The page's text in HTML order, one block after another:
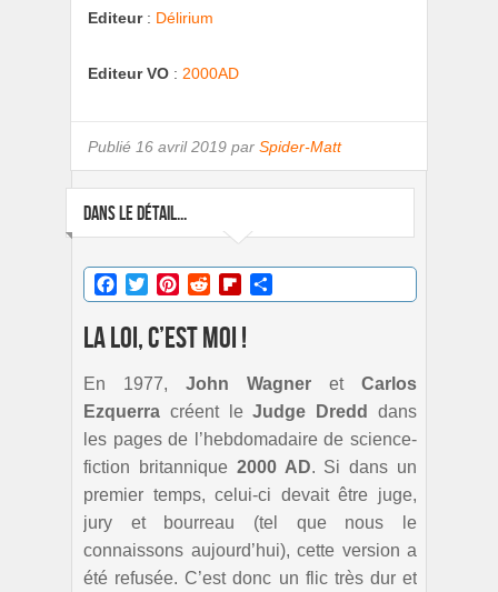
Editeur: Délirium
Editeur VO : 2000AD
Publié 16 avril 2019 par Spider-Matt
DANS LE DÉTAIL...
Facebook
TwitterPinterestRedditFlipboard
La loi, c’est moi !
En 1977, John Wagner et Carlos
Ezquerra créent leJudge Dredd
dans
les pages de l’hebdomadaire de science-
fiction britannique2000 AD. Si dans un
premier temps, celui-ci devait être juge,
jury et bourreau (tel que nous le
connaissons aujourd’hui), cette version a
été refusée. C’est donc un flic très dur et